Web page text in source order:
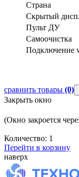
Страна
Скрытый
Пульт ДУ
Самоочистка
Подключение
сравнить товары (0)
Закрыть окно
(Окно закроется
Количество: 1
Перейти в корзину
наверх